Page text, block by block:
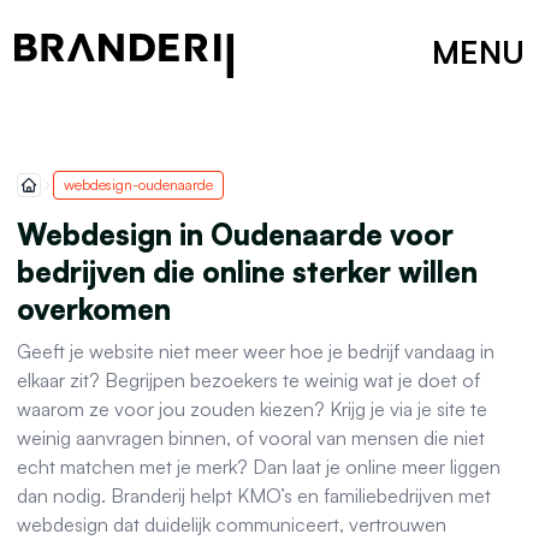
MENU
webdesign-oudenaarde
Webdesign in Oudenaarde voor
bedrijven die online sterker willen
overkomen
Geeft je website niet meer weer hoe je bedrijf vandaag in
elkaar zit? Begrijpen bezoekers te weinig wat je doet of
waarom ze voor jou zouden kiezen? Krijg je via je site te
weinig aanvragen binnen, of vooral van mensen die niet
echt matchen met je merk? Dan laat je online meer liggen
dan nodig. Branderij helpt KMO’s en familiebedrijven met
webdesign dat duidelijk communiceert, vertrouwen